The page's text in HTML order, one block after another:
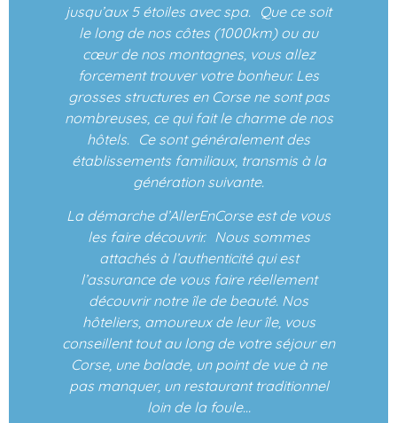
jusqu’aux 5 étoiles avec spa. Que ce soit
le long de nos côtes (1000km) ou au
cœur de nos montagnes, vous allez
forcement trouver votre bonheur. Les
grosses structures en Corse ne sont pas
nombreuses, ce qui fait le charme de nos
hôtels. Ce sont généralement des
établissements familiaux, transmis à la
génération suivante.
La démarche d’AllerEnCorse est de vous
les faire découvrir. Nous sommes
attachés à l’authenticité qui est
l’assurance de vous faire réellement
découvrir notre île de beauté. Nos
hôteliers, amoureux de leur île, vous
conseillent tout au long de votre séjour en
Corse, une balade, un point de vue à ne
pas manquer, un restaurant traditionnel
loin de la foule…